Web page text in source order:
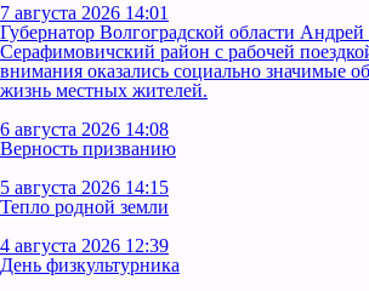
7 августа 2026 14:01
Губернатор Волгоградской области
Серафимовичский район с рабочей
внимания оказались социально значимые
жизнь местных жителей.
6 августа 2026 14:08
Верность призванию
5 августа 2026 14:15
Тепло родной земли
4 августа 2026 12:39
День физкультурника